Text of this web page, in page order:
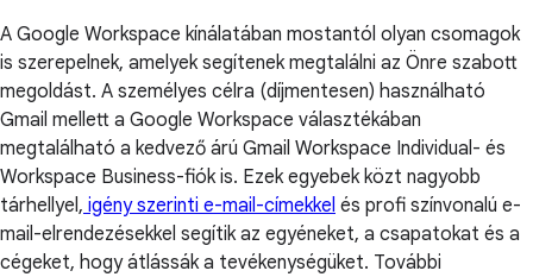
A Google Workspace kínálatában mostantól olyan csomagok
is szerepelnek, amelyek segítenek megtalálni az Önre szabott
megoldást. A személyes célra (díjmentesen) használható
Gmail mellett a Google Workspace választékában
megtalálható a kedvező árú Gmail Workspace Individual- és
Workspace Business-fiók is. Ezek egyebek közt nagyobb
tárhellyel, igény szerinti e-mail-címekkel és profi színvonalú e-
mail-elrendezésekkel segítik az egyéneket, a csapatokat és a
cégeket, hogy átlássák a tevékenységüket. További